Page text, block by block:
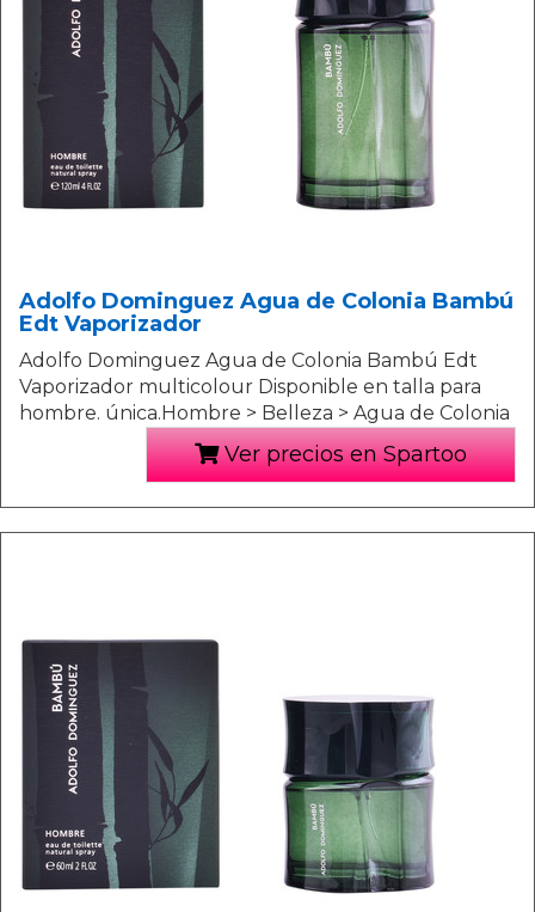
Adolfo Dominguez Agua de Colonia Bambú
Edt Vaporizador
Adolfo Dominguez Agua de Colonia Bambú Edt
Vaporizador multicolour Disponible en talla para
hombre. única.Hombre > Belleza > Agua de Colonia
Ver precios en Spartoo